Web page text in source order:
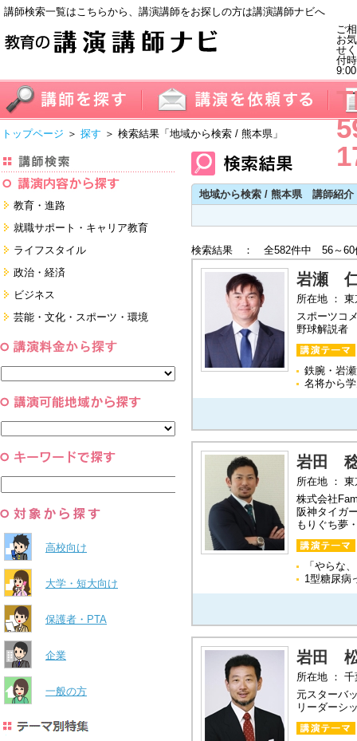
講師検索一覧はこちらから、講演講師をお探しの方は講演講師ナビへ
ご
お
せ
付
トップページ ＞ 探す ＞ 検索結果 「地域から検索 / 熊本県」
教育・進路
進学・受験
教員・保護者
すべて
就職サポート・キャリア教育
就職サポートツール対策
面接・ディスカッション・マナー
対策
ライフスタイル
健康・美容・女性・食育
看護・介護・ボランティア
すべて
政治・経済
国際
日本
ビジネス
経営・マーケティング・ファイナ
ンス
コーチング・メンタルヘルス・人
芸能・文化・スポーツ・環境
スポーツ
すべて
高校向け
大学・短大向け
保護者・PTA
企業
一般の方
地域から検索 / 熊本県 講師紹介
検索結果 ： 全582件中 56～60
岩瀬
所在地 ：
スポーツコ
野球解説者
鉄腕・岩
名将から
岩田
所在地 ：
株式会社
阪神タイガ
もりぐち夢
「やらな
1型糖尿病
岩田
所在地 ：
元スターバ
リーダーシ